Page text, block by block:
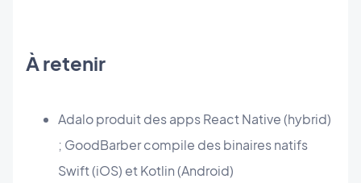
À retenir
Adalo produit des apps React Native (hybrid)
; GoodBarber compile des binaires natifs
Swift (iOS) et Kotlin (Android)